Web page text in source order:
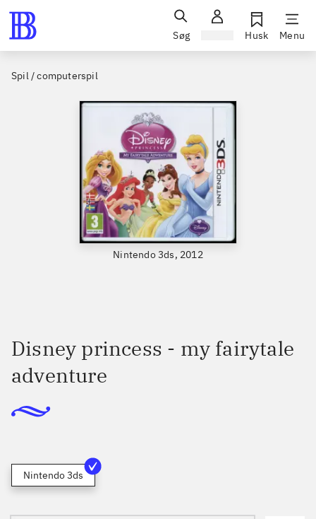
Søg Husk Menu
Spil / computerspil
Nintendo 3ds, 2012
Disney princess - my fairytale
adventure
Nintendo 3ds